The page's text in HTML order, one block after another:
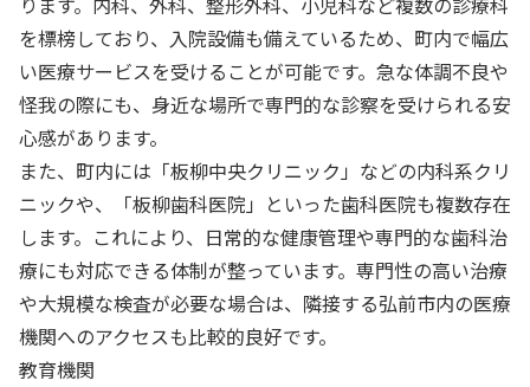
を標榜しており、入院設備も備えているため、町内で幅広
い医療サービスを受けることが可能です。急な体調不良や
怪我の際にも、身近な場所で専門的な診察を受けられる安
心感があります。
また、町内には「板柳中央クリニック」などの内科系クリ
ニックや、「板柳歯科医院」といった歯科医院も複数存在
します。これにより、日常的な健康管理や専門的な歯科治
療にも対応できる体制が整っています。専門性の高い治療
や大規模な検査が必要な場合は、隣接する弘前市内の医療
機関へのアクセスも比較的良好です。
教育機関